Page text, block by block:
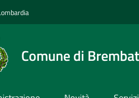
Comune di